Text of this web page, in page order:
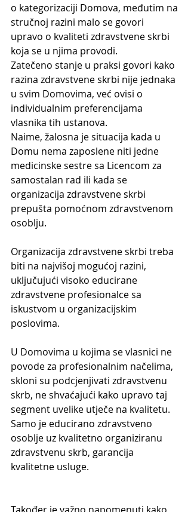
o kategorizaciji Domova, međutim na
stručnoj razini malo se govori
upravo o kvaliteti zdravstvene skrbi
koja se u njima provodi.
Zatečeno stanje u praksi govori kako
razina zdravstvene skrbi nije jednaka
u svim Domovima, već ovisi o
individualnim preferencijama
vlasnika tih ustanova.
Naime, žalosna je situacija kada u
Domu nema zaposlene niti jedne
medicinske sestre sa Licencom za
samostalan rad ili kada se
organizacija zdravstvene skrbi
prepušta pomoćnom zdravstvenom
osoblju.
Organizacija zdravstvene skrbi treba
biti na najvišoj mogućoj razini,
uključujući visoko educirane
zdravstvene profesionalce sa
iskustvom u organizacijskim
poslovima.
U Domovima u kojima se vlasnici ne
povode za profesionalnim načelima,
skloni su podcjenjivati zdravstvenu
skrb, ne shvaćajući kako upravo taj
segment uvelike utječe na kvalitetu.
Samo je educirano zdravstveno
osoblje uz kvalitetno organiziranu
zdravstvenu skrb, garancija
kvalitetne usluge.